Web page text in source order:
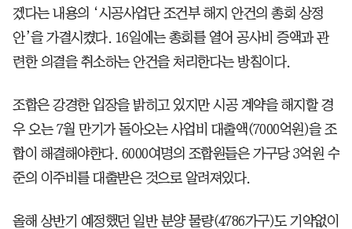
겠다는 내용의 ‘시공사업단 조건부 해지 안건의 총회 상정
안’을 가결시켰다. 16일에는 총회를 열어 공사비 증액과 관
련한 의결을 취소하는 안건을 처리한다는 방침이다.
조합은 강경한 입장을 밝히고 있지만 시공 계약을 해지할 경
우 오는 7월 만기가 돌아오는 사업비 대출액(7000억원)을 조
합이 해결해야한다. 6000여명의 조합원들은 가구당 3억원 수
준의 이주비를 대출받은 것으로 알려져있다.
올해 상반기 예정했던 일반 분양 물량(4786가구)도 기약없이